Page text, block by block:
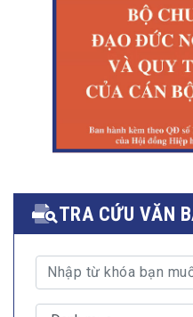
TRA CỨU VĂN